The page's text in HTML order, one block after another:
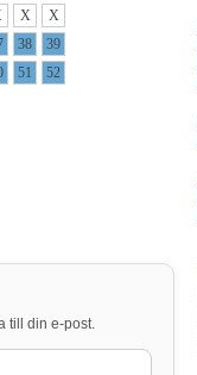
X
X
38
39
51
52
till din e-post.